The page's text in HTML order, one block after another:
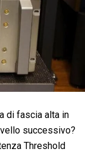
di fascia alta in
successivo?
Threshold